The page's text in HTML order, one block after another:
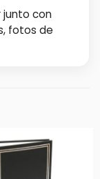
junto con
fotos de